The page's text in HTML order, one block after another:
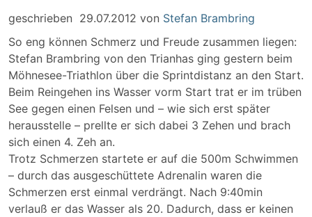
geschrieben 29.07.2012 von Stefan Brambring
So eng können Schmerz und Freude zusammen liegen:
Stefan Brambring von den Trianhas ging gestern beim
Möhnesee-Triathlon über die Sprintdistanz an den Start.
Beim Reingehen ins Wasser vorm Start trat er im trüben
See gegen einen Felsen und – wie sich erst später
herausstelle – prellte er sich dabei 3 Zehen und brach
sich einen 4. Zeh an.
Trotz Schmerzen startete er auf die 500m Schwimmen
– durch das ausgeschüttete Adrenalin waren die
Schmerzen erst einmal verdrängt. Nach 9:40min
verlauß er das Wasser als 20. Dadurch, dass er keinen